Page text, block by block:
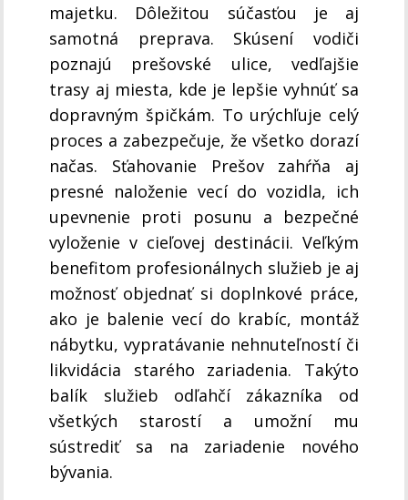
majetku. Dôležitou súčasťou je aj
samotná preprava. Skúsení vodiči
poznajú prešovské ulice, vedľajšie
trasy aj miesta, kde je lepšie vyhnúť sa
dopravným špičkám. To urýchľuje celý
proces a zabezpečuje, že všetko dorazí
načas. Sťahovanie Prešov zahŕňa aj
presné naloženie vecí do vozidla, ich
upevnenie proti posunu a bezpečné
vyloženie v cieľovej destinácii. Veľkým
benefitom profesionálnych služieb je aj
možnosť objednať si doplnkové práce,
ako je balenie vecí do krabíc, montáž
nábytku, vypratávanie nehnuteľností či
likvidácia starého zariadenia. Takýto
balík služieb odľahčí zákazníka od
všetkých starostí a umožní mu
sústrediť sa na zariadenie nového
bývania.